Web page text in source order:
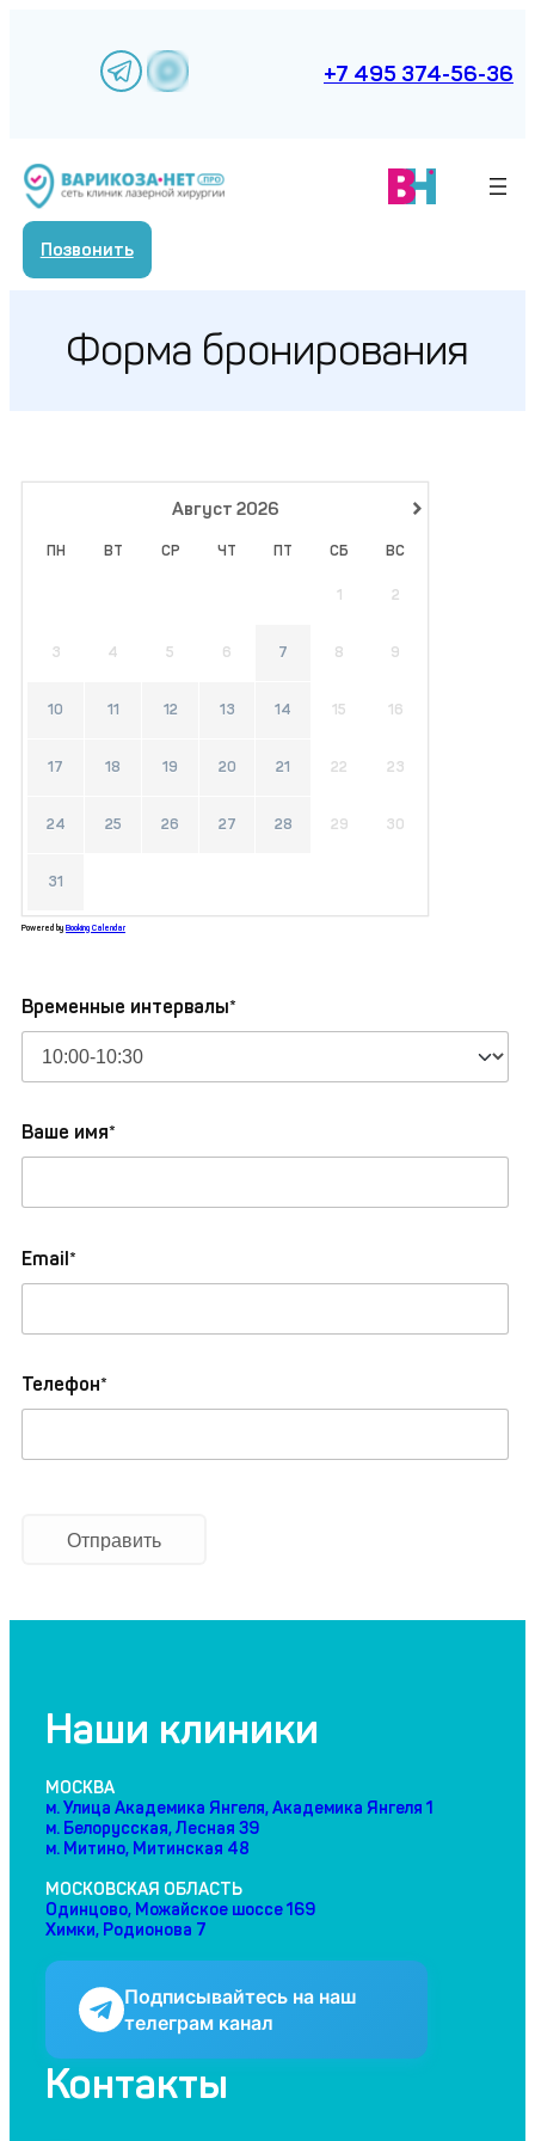
содержимому
+7 495 374-56-36
Позвонить
Форма бронирования
›
Август 2026
ПН ВТ СР ЧТ ПТ СБ ВС
1 2
3 4 5 6 7 8 9
10 11 12 13 14 15 16
17 18 19 20 21 22 23
24 25 26 27 28 29 30
31
Powered by Booking Calendar
Временные интервалы*
Ваше имя*
Email*
Телефон*
Отправить
Наши клиники
МОСКВА
м. Улица Академика Янгеля, Академика Янгеля 1
м. Белорусская, Лесная 39
м. Митино, Митинская 48
МОСКОВСКАЯ ОБЛАСТЬ
Одинцово, Можайское шоссе 169
Химки, Родионова 7
Подписывайтесь на наш
телеграм канал
Контакты